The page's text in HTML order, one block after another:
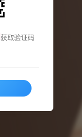
获取验证码